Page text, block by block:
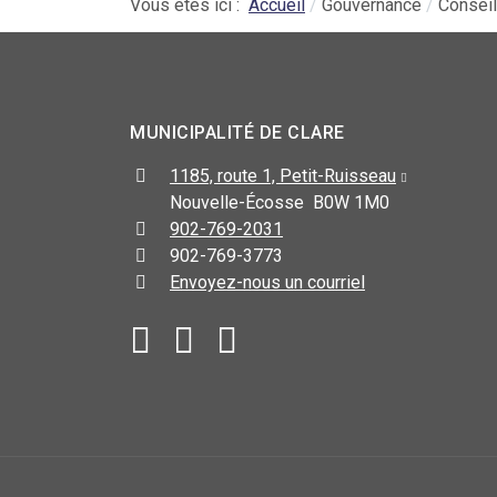
Vous êtes ici : Accueil Gouvernance Conseil
MUNICIPALITÉ DE CLARE
1185, route 1, Petit-Ruisseau
Nouvelle-Écosse B0W 1M0
902-769-2031
902-769-3773
Envoyez-nous un courriel